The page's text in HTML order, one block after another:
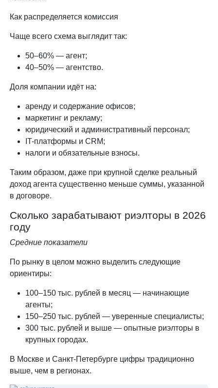
Как распределяется комиссия
Чаще всего схема выглядит так:
50–60% — агент;
40–50% — агентство.
Доля компании идёт на:
аренду и содержание офисов;
маркетинг и рекламу;
юридический и административный персонал;
IT-платформы и CRM;
налоги и обязательные взносы.
Таким образом, даже при крупной сделке реальный
доход агента существенно меньше суммы, указанной
в договоре.
Сколько зарабатывают риэлторы в 2026
году
Средние показатели
По рынку в целом можно выделить следующие
ориентиры:
100–150 тыс. рублей в месяц — начинающие
агенты;
150–250 тыс. рублей — уверенные специалисты;
300 тыс. рублей и выше — опытные риэлторы в
крупных городах.
В Москве и Санкт-Петербурге цифры традиционно
выше, чем в регионах.